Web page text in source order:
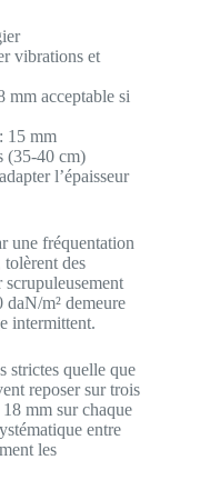
vibrations et
mm acceptable si
15 mm
(35-40 cm)
l’épaisseur
une fréquentation
des
scrupuleusement
daN/m² demeure
intermittent.
strictes quelle que
reposer sur trois
mm sur chaque
entre
les